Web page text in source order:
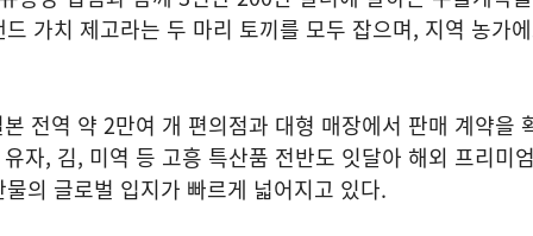
가치 제고라는 두 마리 토끼를 모두 잡으며, 지역 농가
본 전역 약 2만여 개 편의점과 대형 매장에서 판매 계약을
자, 김, 미역 등 고흥 특산품 전반도 잇달아 해외 프리미
의 글로벌 입지가 빠르게 넓어지고 있다.